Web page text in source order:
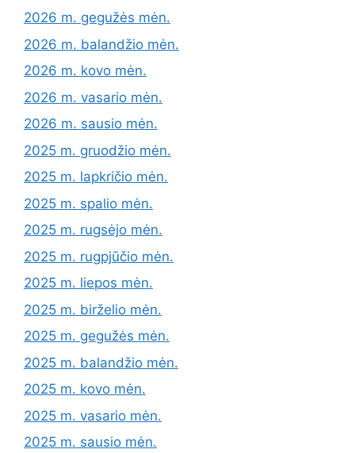
2026 m. gegužės mėn.
2026 m. balandžio mėn.
2026 m. kovo mėn.
2026 m. vasario mėn.
2026 m. sausio mėn.
2025 m. gruodžio mėn.
2025 m. lapkričio mėn.
2025 m. spalio mėn.
2025 m. rugsėjo mėn.
2025 m. rugpjūčio mėn.
2025 m. liepos mėn.
2025 m. birželio mėn.
2025 m. gegužės mėn.
2025 m. balandžio mėn.
2025 m. kovo mėn.
2025 m. vasario mėn.
2025 m. sausio mėn.